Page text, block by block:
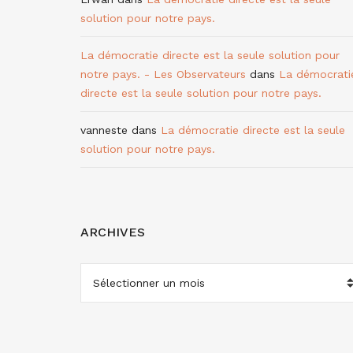
solution pour notre pays.
La démocratie directe est la seule solution pour
notre pays. - Les Observateurs dans La
directe est la seule solution pour notre pays.
vanneste dans La démocratie directe est la seule
solution pour notre pays.
ARCHIVES
ARCHIVES